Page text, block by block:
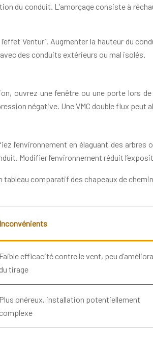
du conduit. L’amorçage consiste à
Venturi. Augmenter la hauteur du
des conduits extérieurs ou mal isolés.
ouvrez une fenêtre ou une porte lors
négative. Une VMC double flux
l’environnement en élaguant des
Modifier l’environnement réduit
comparatif des chapeaux de
Inconvénients
Faible efficacité contre le vent, peu
du tirage
Plus onéreux, installation potentiellement
complexe